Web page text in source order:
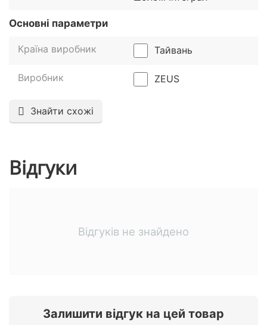
Основні параметри
Країна виробник Тайвань
Виробник ZEUS
Знайти схожі
Відгуки
Відгуків не знайдено
Залишити відгук на цей товар